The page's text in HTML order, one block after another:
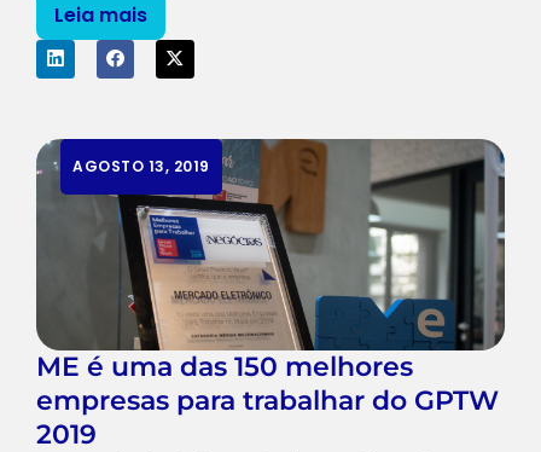
Leia mais
AGOSTO 13, 2019
ME é uma das 150 melhores
empresas para trabalhar do GPTW
2019